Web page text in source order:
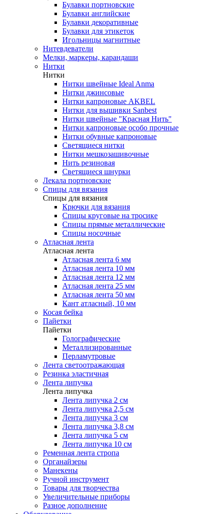
Булавки портновские
Булавки английские
Булавки декоративные
Булавки для этикеток
Игольницы магнитные
Нитевдеватели
Мелки, маркеры, карандаши
Нитки
Нитки
Нитки швейные Ideal Anma
Нитки джинсовые
Нитки капроновые AKBEL
Нитки для вышивки Sanbest
Нитки швейные "Красная Нить"
Нитки капроновые особо прочные
Нитки обувные капроновые
Светящиеся нитки
Нитки мешкозашивочные
Нить резиновая
Светящиеся шнурки
Лекала портновские
Спицы для вязания
Спицы для вязания
Крючки для вязания
Спицы круговые на тросике
Спицы прямые металлические
Спицы носочные
Атласная лента
Атласная лента
Атласная лента 6 мм
Атласная лента 10 мм
Атласная лента 12 мм
Атласная лента 25 мм
Атласная лента 50 мм
Кант атласный, 10 мм
Косая бейка
Пайетки
Пайетки
Голографические
Металлизированные
Перламутровые
Лента светоотражающая
Резинка эластичная
Лента липучка
Лента липучка
Лента липучка 2 см
Лента липучка 2,5 см
Лента липучка 3 см
Лента липучка 3,8 см
Лента липучка 5 см
Лента липучка 10 см
Ременная лента стропа
Органайзеры
Манекены
Ручной инструмент
Товары для творчества
Увеличительные приборы
Разное дополнение